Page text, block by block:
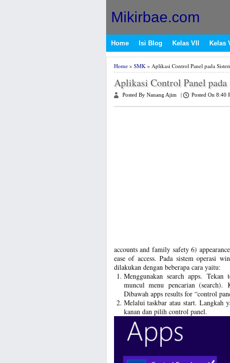
Mikirbae.com
Home Isi Blog Kelas VII Kelas
Home» SMK» Aplikasi Control Panel pada
Aplikasi Control Panel
Posted By Nanang Ajim Posted On 8:40
accounts and family safety 6)
ease of access. Pada sistem operasi
dilakukan dengan beberapa cara yaitu:
Menggunakan search apps.
muncul menu pencarian
Dibawah apps results for “control
Melalui taskbar atau start. Langkah
kanan dan pilih control panel.